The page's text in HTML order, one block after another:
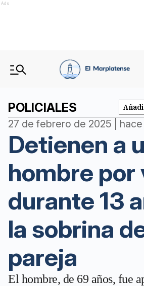
Ads
POLICIALES
27 de febrero de 2025 | hace
Detienen a
hombre por
durante 13
la sobrina
pareja
El hombre, de 69 años, fue